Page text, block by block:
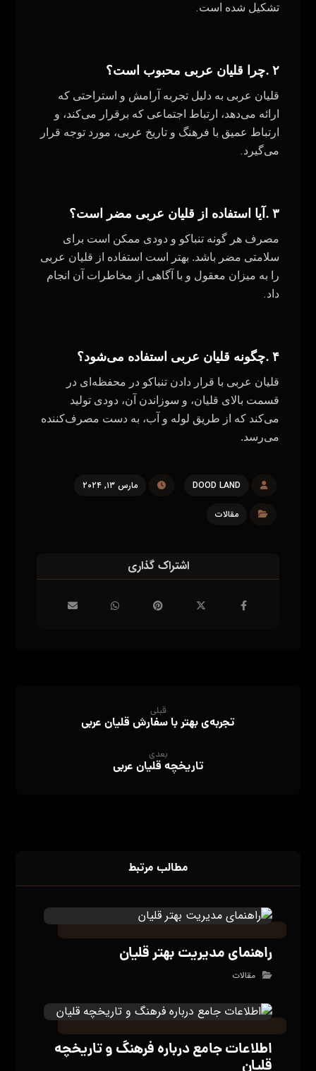
تشکیل شده است.
۲ .چرا قلیان عربی محبوب است؟
قلیان عربی به دلیل تجربه آرامش و استراحتی که
ارائه می‌دهد، ارتباط اجتماعی که برقرار می‌کند، و
ارتباط عمیق با فرهنگ و تاریخ عربی، مورد توجه قرار
می‌گیرد.
۳ . آیا استفاده از قلیان عربی مضر است؟
مصرف هر گونه تنباکو و دودی ممکن است برای
سلامتی مضر باشد. بهتر است استفاده از قلیان عربی
را به میزان معقول و با آگاهی از مخاطرات آن انجام
داد.
۴ .چگونه قلیان عربی استفاده می‌شود؟
قلیان عربی با قرار دادن تنباکو در محفظه‌ای در
قسمت بالای قلیان، و سوزاندن آن، دودی تولید
می‌کند که از طریق لوله و آب، به دست مصرف‌کننده
می‌رسد.
DOOD LAND مارس ۱۳, ۲۰۲۴
مقالات
قبلی
تجربه‌ی بهتر با سفارش قلیان عربی
بعدی
تاریخچه قلیان عربی
مطالب مرتبط
راهنمای مدیریت بهتر قلیان
مقالات
اطلاعات جامع درباره فرهنگ و تاریخچه